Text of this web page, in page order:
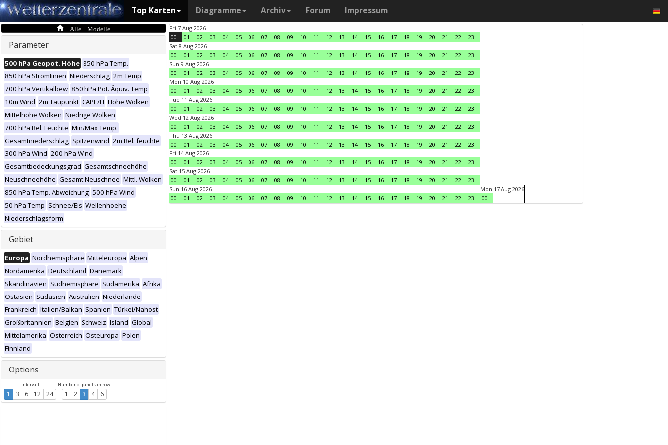
Top Karten Diagramme Archiv Forum Impressum
Alle Modelle
Parameter
500 hPa Geopot. Höhe 850 hPa Temp.
850 hPa Stromlinien Niederschlag 2m Temp
700 hPa Vertikalbew 850 hPa Pot. Äquiv. Temp
10m Wind 2m Taupunkt CAPE/LI Hohe Wolken
Mittelhohe Wolken Niedrige Wolken
700 hPa Rel. Feuchte Min/Max Temp.
Gesamtniederschlag Spitzenwind 2m Rel. feuchte
300 hPa Wind 200 hPa Wind
Gesamtbedeckungsgrad Gesamtschneehöhe
Neuschneehöhe Gesamt-Neuschnee Mittl. Wolken
850 hPa Temp. Abweichung 500 hPa Wind
50 hPa Temp Schnee/Eis Wellenhoehe
Niederschlagsform
Gebiet
Europa Nordhemisphäre Mitteleuropa Alpen
Nordamerika Deutschland Dänemark
Skandinavien Südhemisphäre Südamerika Afrika
Ostasien Südasien Australien Niederlande
Frankreich Italien/Balkan Spanien Türkei/Nahost
Großbritannien Belgien Schweiz Island Global
Mittelamerika Österreich Osteuropa Polen
Finnland
Options
Intervall
1 3 6 12 24
Number of panels in row
1 2 3 4 6
Fri 7 Aug 2026
00
01 02 03 04 05 06 07 08 09 10 11 12 13 14 15 16 17 18 19 20 21 22
23
Sat 8 Aug 2026
00
01 02 03 04 05 06 07 08 09 10 11 12 13 14 15 16 17 18 19 20 21 22
23
Sun 9 Aug 2026
00
01 02 03 04 05 06 07 08 09 10 11 12 13 14 15 16 17 18 19 20 21 22
23
Mon 10 Aug 2026
00
01 02 03 04 05 06 07 08 09 10 11 12 13 14 15 16 17 18 19 20 21 22
23
Tue 11 Aug 2026
00
01 02 03 04 05 06 07 08 09 10 11 12 13 14 15 16 17 18 19 20 21 22
23
Wed 12 Aug 2026
00
01 02 03 04 05 06 07 08 09 10 11 12 13 14 15 16 17 18 19 20 21 22
23
Thu 13 Aug 2026
00
01 02 03 04 05 06 07 08 09 10 11 12 13 14 15 16 17 18 19 20 21 22
23
Fri 14 Aug 2026
00
01 02 03 04 05 06 07 08 09 10 11 12 13 14 15 16 17 18 19 20 21 22
23
Sat 15 Aug 2026
00
01 02 03 04 05 06 07 08 09 10 11 12 13 14 15 16 17 18 19 20 21 22
23
Sun 16 Aug 2026
00
01 02 03 04 05 06 07 08 09 10 11 12 13 14 15 16 17 18 19 20 21 22 23
Mon 17 Aug 2026
00